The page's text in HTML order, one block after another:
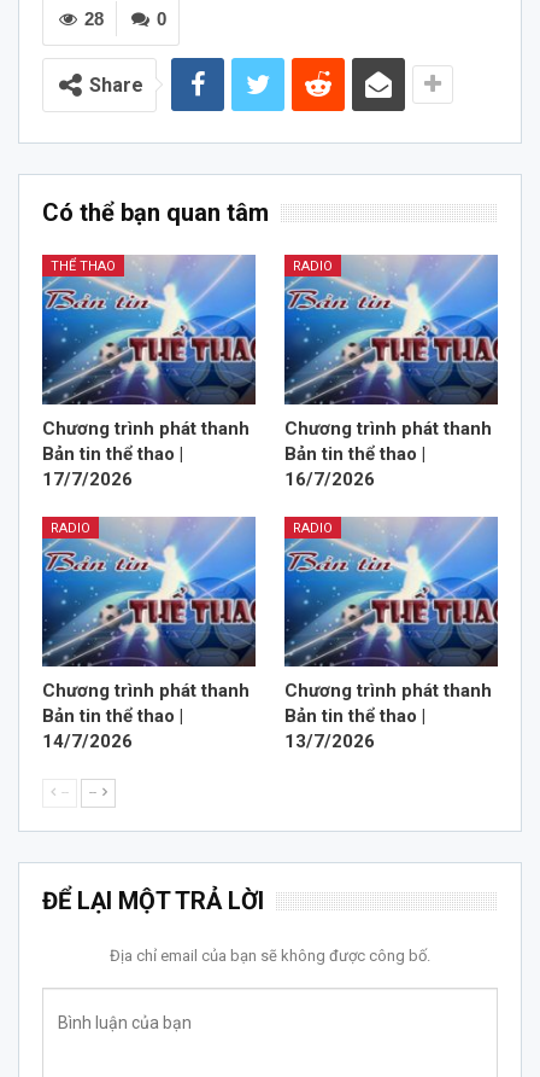
0
28
Share
Có thể bạn quan tâm
THỂ THAO
Chương trình phát thanh
Bản tin thể thao |
17/7/2026
RADIO
Chương trình phát thanh
Bản tin thể thao |
16/7/2026
RADIO
Chương trình phát thanh
Bản tin thể thao |
14/7/2026
RADIO
Chương trình phát thanh
Bản tin thể thao |
13/7/2026
-- --
ĐỂ LẠI MỘT TRẢ LỜI
Địa chỉ email của bạn sẽ không được công bố.